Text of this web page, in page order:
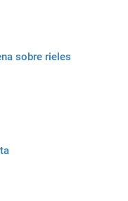
sobre rieles